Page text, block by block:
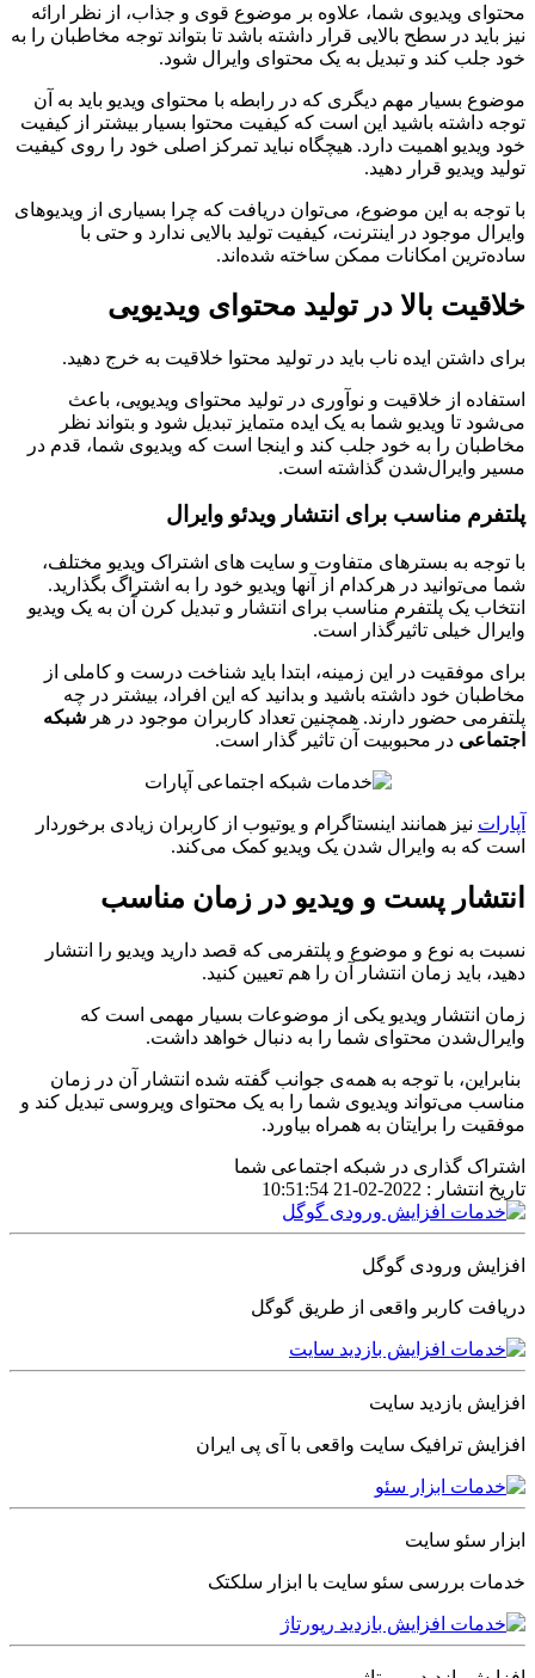
محتوای ویدیوی شما، علاوه بر موضوع قوی و جذاب، از نظر ارائه
نیز باید در سطح بالایی قرار داشته باشد تا بتواند توجه مخاطبان را به
خود جلب کند و تبدیل به یک محتوای وایرال شود.
موضوع بسیار مهم دیگری که در رابطه با محتوای ویدیو باید به آن
توجه داشته باشید این است که کیفیت محتوا بسیار بیشتر از کیفیت
خود ویدیو اهمیت دارد. هیچگاه نباید تمرکز اصلی خود را روی کیفیت
تولید ویدیو قرار دهید.
با توجه به این موضوع، می‌توان دریافت که چرا بسیاری از ویدیوهای
وایرال موجود در اینترنت، کیفیت تولید بالایی ندارد و حتی با
ساده‌ترین امکانات ممکن ساخته شده‌اند.
خلاقیت بالا در تولید محتوای ویدیویی
برای داشتن ایده ناب باید در تولید محتوا خلاقیت به خرج دهید.
استفاده از خلاقیت و نوآوری در تولید محتوای ویدیویی، باعث
می‌شود تا ویدیو شما به یک ایده متمایز تبدیل شود و بتواند نظر
مخاطبان را به خود جلب کند و اینجا است که ویدیوی شما، قدم در
مسیر وایرال‌شدن گذاشته است.
پلتفرم مناسب برای انتشار ویدئو وایرال
با توجه به بسترهای متفاوت و سایت های اشتراک ویدیو مختلف،
شما می‌توانید در هرکدام از آنها ویدیو خود را به اشتراگ بگذارید.
انتخاب یک پلتفرم مناسب برای انتشار و تبدیل کرن آن به یک ویدیو
وایرال خیلی تاثیرگذار است.
برای موفقیت در این زمینه، ابتدا باید شناخت درست و کاملی از
مخاطبان خود داشته باشید و بدانید که این افراد، بیشتر در چه
پلتفرمی حضور دارند. همچنین تعداد کاربران موجود در هر شبکه
اجتماعی در محبوبیت آن تاثیر گذار است.
آپارات نیز همانند اینستاگرام و یوتیوب از کاربران زیادی برخوردار
است که به وایرال شدن یک ویدیو کمک می‌کند.
انتشار پست و ویدیو در زمان مناسب
نسبت به نوع و موضوع و پلتفرمی که قصد دارید ویدیو را انتشار
دهید، باید زمان انتشار آن را هم تعیین کنید.
زمان انتشار ویدیو یکی از موضوعات بسیار مهمی است که
وایرال‌شدن محتوای شما را به‌ دنبال خواهد داشت.
بنابراین، با توجه به همه‌ی جوانب گفته شده انتشار آن در زمان
مناسب می‌تواند ویدیوی شما را به یک محتوای ویروسی تبدیل کند و
موفقیت را برایتان به همراه بیاورد.
اشتراک گذاری در شبکه اجتماعی شما
تاریخ انتشار : 2022-02-21 10:51:54
افزایش ورودی گوگل
دریافت کاربر واقعی از طریق گوگل
افزایش بازدید سایت
افزایش ترافیک سایت واقعی با آی پی ایران
ابزار سئو سایت
خدمات بررسی سئو سایت با ابزار سلکتک